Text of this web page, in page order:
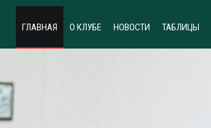
ГЛАВНАЯ О КЛУБЕ НОВОСТИ ТАБЛИЦЫ